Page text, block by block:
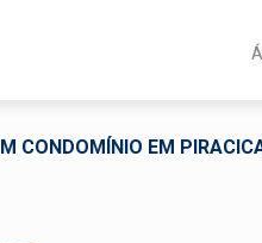
CONDOMÍNIO EM